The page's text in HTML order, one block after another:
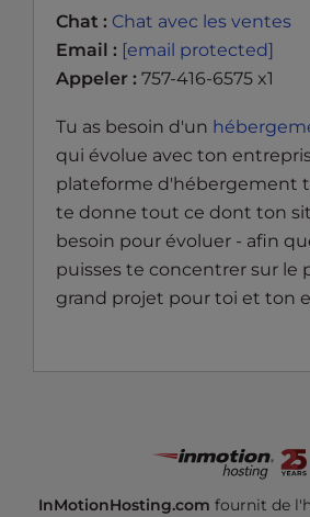
Chat : Chat avec les ventes
Email : [email protected]
Appeler : 757-416-6575 x1
Tu as besoin d'un
qui évolue avec ton
plateforme d'hébergement
te donne tout ce dont ton
besoin pour évoluer - afin
puisses te concentrer sur le
grand projet pour toi et ton
InMotionHosting.com fournit de